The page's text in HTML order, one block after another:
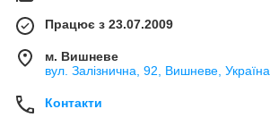
Працює з 23.07.2009
м. Вишневе
вул. Залізнична, 92, Вишневе, Україна
Контакти